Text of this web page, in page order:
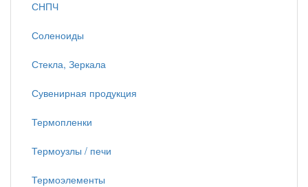
СНПЧ
Соленоиды
Стекла, Зеркала
Сувенирная продукция
Термопленки
Термоузлы / печи
Термоэлементы